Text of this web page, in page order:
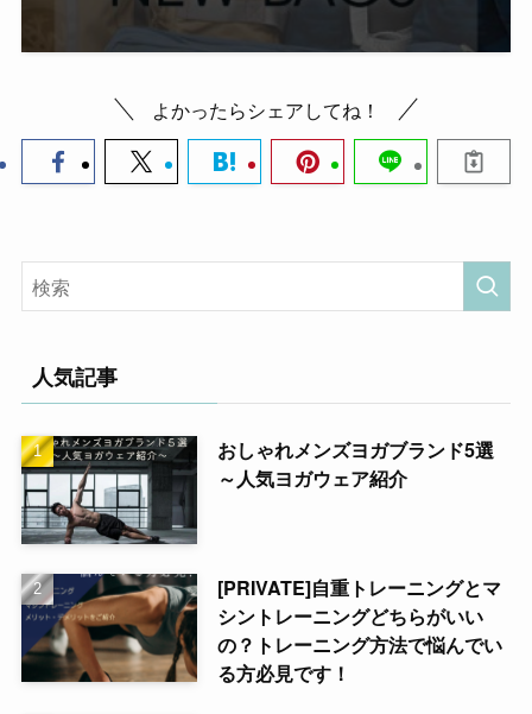
よかったらシェアしてね！
人気記事
おしゃれメンズヨガブランド5選
～人気ヨガウェア紹介
[PRIVATE]自重トレーニングとマ
シントレーニングどちらがいい
の？トレーニング方法で悩んでい
る方必見です！